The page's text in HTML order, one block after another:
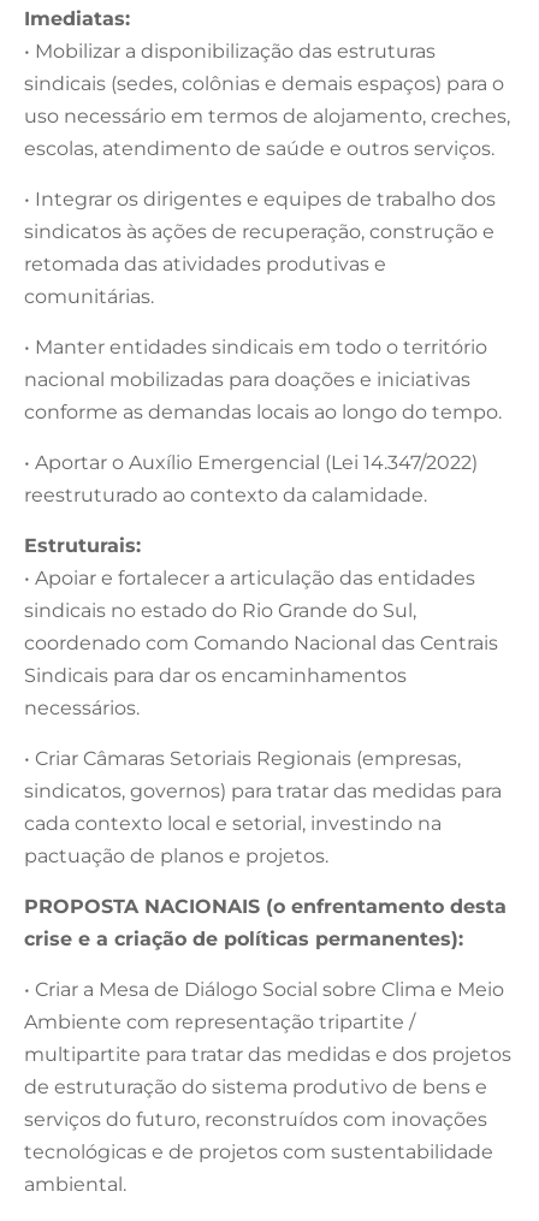
Imediatas:
• Mobilizar a disponibilização das estruturas
sindicais (sedes, colônias e demais espaços) para o
uso necessário em termos de alojamento, creches,
escolas, atendimento de saúde e outros serviços.
• Integrar os dirigentes e equipes de trabalho dos
sindicatos às ações de recuperação, construção e
retomada das atividades produtivas e
comunitárias.
• Manter entidades sindicais em todo o território
nacional mobilizadas para doações e iniciativas
conforme as demandas locais ao longo do tempo.
• Aportar o Auxílio Emergencial (Lei 14.347/2022)
reestruturado ao contexto da calamidade.
Estruturais:
• Apoiar e fortalecer a articulação das entidades
sindicais no estado do Rio Grande do Sul,
coordenado com Comando Nacional das Centrais
Sindicais para dar os encaminhamentos
necessários.
• Criar Câmaras Setoriais Regionais (empresas,
sindicatos, governos) para tratar das medidas para
cada contexto local e setorial, investindo na
pactuação de planos e projetos.
PROPOSTA NACIONAIS (o enfrentamento desta
crise e a criação de políticas permanentes):
• Criar a Mesa de Diálogo Social sobre Clima e Meio
Ambiente com representação tripartite /
multipartite para tratar das medidas e dos projetos
de estruturação do sistema produtivo de bens e
serviços do futuro, reconstruídos com inovações
tecnológicas e de projetos com sustentabilidade
ambiental.